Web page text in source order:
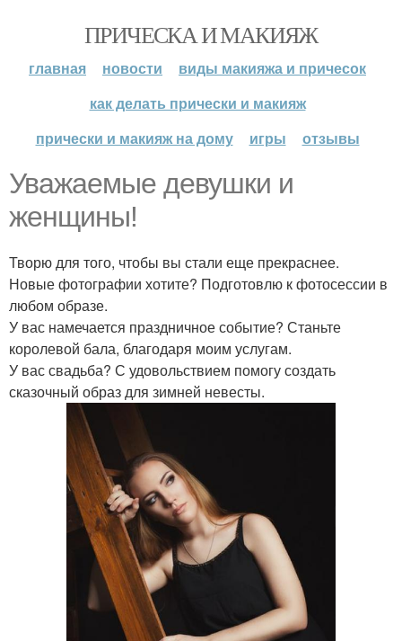
ПРИЧЕСКА И МАКИЯЖ
главная новости
виды макияжа и причесок
как делать прически и макияж
прически и макияж на дому
игры отзывы
Уважаемые девушки и
женщины!
Творю для того, чтобы вы стали еще прекраснее.
Новые фотографии хотите? Подготовлю к фотосессии в
любом образе.
У вас намечается праздничное событие? Станьте
королевой бала, благодаря моим услугам.
У вас свадьба? С удовольствием помогу создать
сказочный образ для зимней невесты.